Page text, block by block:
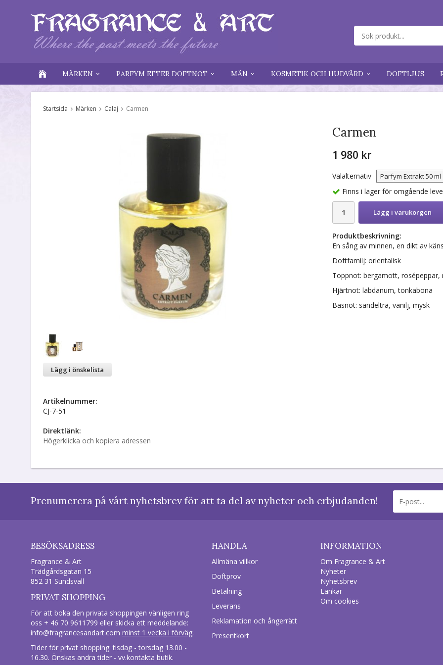
MÄRKEN PARFYM EFTER DOFTNOT MÄN KOSMETIK OCH HUDVÅRD DOFTLJUS
Startsida Märken Calaj Carmen
Carmen
1 980 kr
Valalternativ
Finns i lager för omgående
Lägg i varukorgen
Produktbeskrivning:
En sång av minnen, en dikt av
Doftfamilj: orientalisk
Toppnot: bergamott, rosépeppar,
Hjärtnot: labdanum, tonkaböna
Basnot: sandelträ, vanilj, mysk
Lägg i önskelista
Artikelnummer:
CJ-7-51
Direktlänk:
Högerklicka och kopiera adressen
Prenumerera på vårt nyhetsbrev för att ta del av nyheter och erbjudanden!
BESÖKSADRESS
Fragrance & Art
Trädgårdsgatan 15
852 31 Sundsvall
PRIVAT SHOPPING
För att boka den privata shoppingen vänligen ring
oss + 46 70 9611799 eller skicka ett meddelande:
info@fragrancesandart.com minst 1 vecka i förväg.
Tider för privat shopping: tisdag - torsdag 13.00 -
16.30. Önskas andra tider - vv.kontakta butik.
HANDLA
Allmäna villkor
Doftprov
Betalning
Leverans
Reklamation och ångerrätt
Presentkort
INFORMATION
Om Fragrance & Art
Nyheter
Nyhetsbrev
Länkar
Om cookies